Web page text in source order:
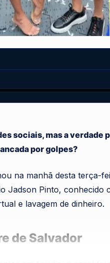
sociais, mas a verdade
por golpes?
na manhã desta terça-
Jadson Pinto, conhecido
e lavagem de dinheiro.
de Salvador